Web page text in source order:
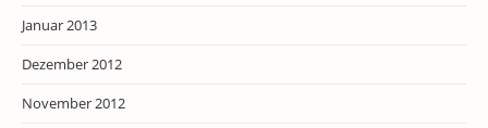
Januar 2013
Dezember 2012
November 2012